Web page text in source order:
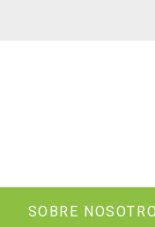
SOBRE